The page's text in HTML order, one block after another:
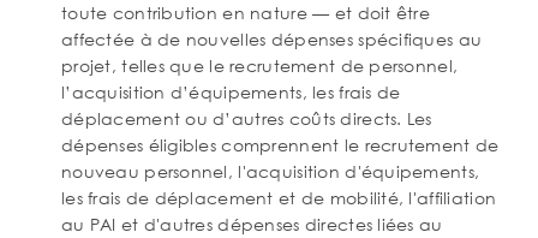
toute contribution en nature — et doit être
affectée à de nouvelles dépenses spécifiques au
projet, telles que le recrutement de personnel,
l’acquisition d’équipements, les frais de
déplacement ou d’autres coûts directs. Les
dépenses éligibles comprennent le recrutement de
nouveau personnel, l'acquisition d'équipements,
les frais de déplacement et de mobilité, l'affiliation
au PAI et d'autres dépenses directes liées au